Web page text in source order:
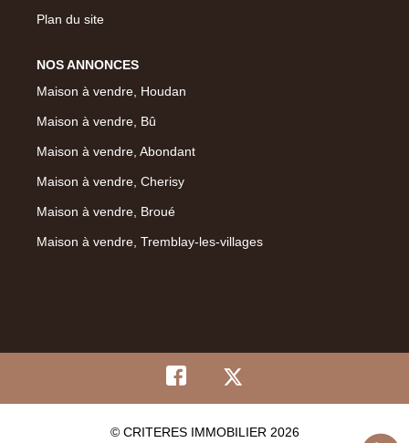
Plan du site
NOS ANNONCES
Maison à vendre, Houdan
Maison à vendre, Bû
Maison à vendre, Abondant
Maison à vendre, Cherisy
Maison à vendre, Broué
Maison à vendre, Tremblay-les-villages
© CRITERES IMMOBILIER 2026